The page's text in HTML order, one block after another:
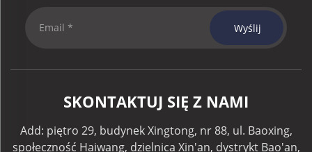
Wyślij
SKONTAKTUJ SIĘ Z NAMI
Add: piętro 29, budynek Xingtong, nr 88, ul. Baoxing,
społeczność Haiwang, dzielnica Xin'an, dystrykt Bao'an,